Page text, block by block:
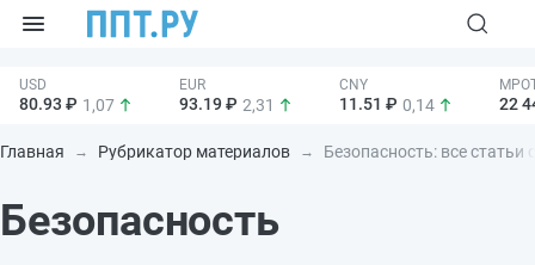
80.93 ₽ 1,07 93.19 ₽ 2,31 11.51 ₽ 0,14 22
Главная Рубрикатор материалов Безопасность: все
Безопасность